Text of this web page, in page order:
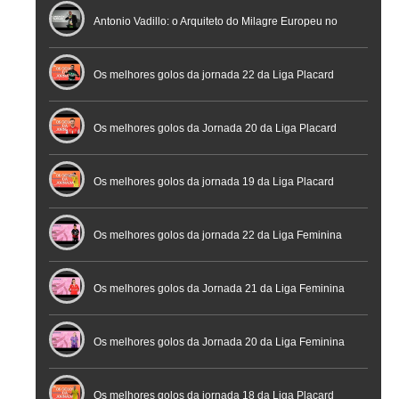
profissional em conferência histórica na Cidade do
Futebol
Antonio Vadillo: o Arquiteto do Milagre Europeu no
Futsal | Documentário
Os melhores golos da jornada 22 da Liga Placard
Os melhores golos da Jornada 20 da Liga Placard
Futsal
Os melhores golos da jornada 19 da Liga Placard
Os melhores golos da jornada 22 da Liga Feminina
Placard
Os melhores golos da Jornada 21 da Liga Feminina
Placard
Os melhores golos da Jornada 20 da Liga Feminina
Placard
Os melhores golos da jornada 18 da Liga Placard